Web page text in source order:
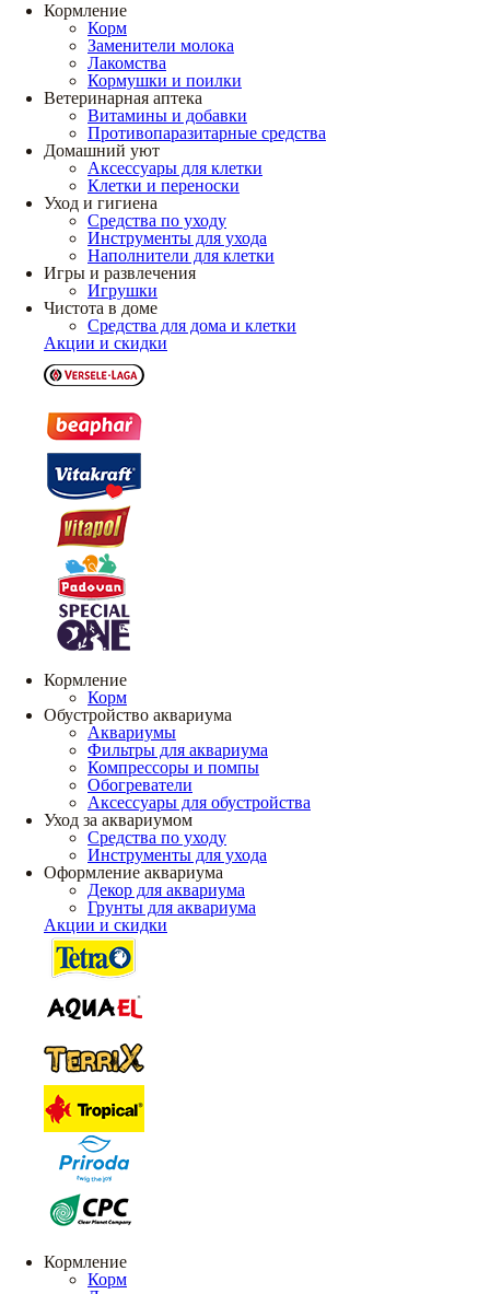
Кормление
Корм
Заменители молока
Лакомства
Кормушки и поилки
Ветеринарная аптека
Витамины и добавки
Противопаразитарные средства
Домашний уют
Аксессуары для клетки
Клетки и переноски
Уход и гигиена
Средства по уходу
Инструменты для ухода
Наполнители для клетки
Игры и развлечения
Игрушки
Чистота в доме
Средства для дома и клетки
Акции и скидки
Кормление
Корм
Обустройство аквариума
Аквариумы
Фильтры для аквариума
Компрессоры и помпы
Обогреватели
Аксессуары для обустройства
Уход за аквариумом
Средства по уходу
Инструменты для ухода
Оформление аквариума
Декор для аквариума
Грунты для аквариума
Акции и скидки
Кормление
Корм